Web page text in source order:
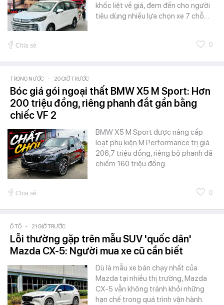
khốc liệt về giá, đem đến cho người
tiêu dùng nhiều lựa chọn xe 7 chỗ…
Chia sẻ 0
TRONG NƯỚC - 20 GIỜ TRƯỚC
Bóc giá gói ngoại thất BMW X5 M Sport: Hơn
200 triệu đồng, riêng phanh đắt gần bằng
chiếc VF 2
BMW X5 M Sport được nâng cấp
loạt phụ kiện M Performance trị giá
206,7 triệu đồng, riêng bộ phanh đã
chiếm 160 triệu đồng.
Chia sẻ 0
Ô TÔ - 21 GIỜ TRƯỚC
Lỗi thường gặp trên mẫu SUV 'quốc dân'
Mazda CX-5: Người mua xe cũ cần biết
Dù là mẫu xe bán chạy nhất của
Mazda tại nhiều thị trường, Mazda
CX-5 vẫn không tránh khỏi những
hạn chế trong quá trình vận hành.